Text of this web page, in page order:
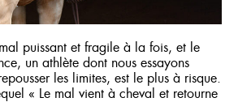
ENGLISH
puissant et fragile à la fois, et le
un athlète dont nous essayons
les limites, est le plus à risque.
« Le mal vient à cheval et retourne